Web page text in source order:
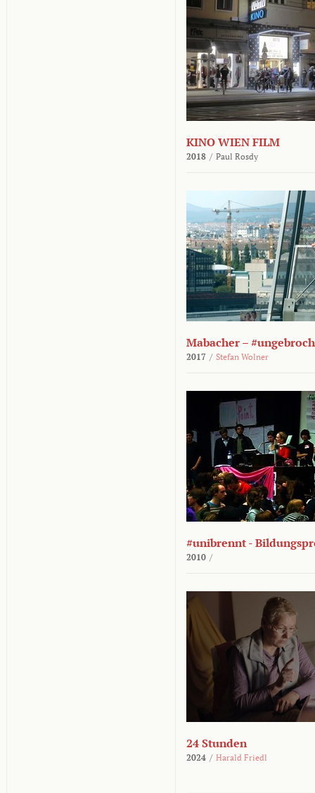
KINO WIEN FILM
2018 / Paul Rosdy
Mabacher –
2017 / Stefan Wolner
#unibrennt -
2010 /
24 Stunden
2024 / Harald Friedl